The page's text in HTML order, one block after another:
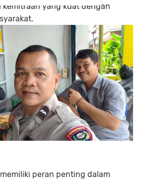
yang kuat dengan
peran penting dalam